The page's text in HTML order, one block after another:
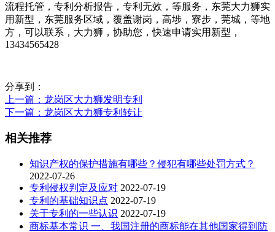
流程托管，专利分析报告，专利无效，等服务，东莞大力狮实
用新型，东莞服务区域，覆盖谢岗，高埗，寮步，莞城，等地
方，可以联系，大力狮，协助您，快速申请实用新型，
13434565428
分享到：
上一篇 ：龙岗区大力狮发明专利
下一篇 ：龙岗区大力狮专利转让
相关推荐
知识产权的保护措施有哪些？侵犯有哪些处罚方式？
2022-07-26
专利侵权判定及应对 2022-07-19
专利的基础知识点 2022-07-19
关于专利的一些认识 2022-07-19
商标基本常识 一、我国注册的商标能在其他国家得到防